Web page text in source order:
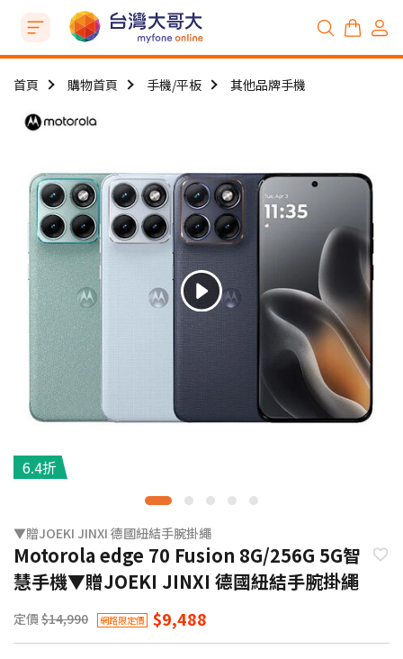
首頁 購物首頁 手機/平板 其他品牌手機
6.4折
▼贈JOEKI JINXI 德國紐結手腕掛繩
Motorola edge 70 Fusion 8G/256G 5G智
慧手機▼贈JOEKI JINXI 德國紐結手腕掛繩
定價 $14,990 網路限定價 $9,488